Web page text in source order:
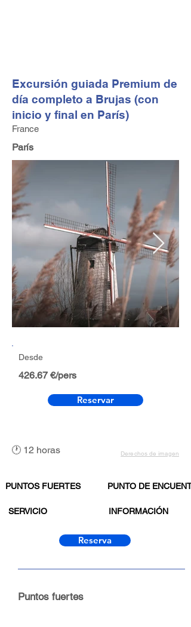
Excursión guiada Premium de
día completo a Brujas (con
inicio y final en París)
France
París
Desde
426.67 €/pers
Reservar
🕐 12 horas Derechos de imagen
PUNTOS FUERTES
SERVICIO
PUNTO DE
INFORMACIÓN
Reserva
Puntos fuertes